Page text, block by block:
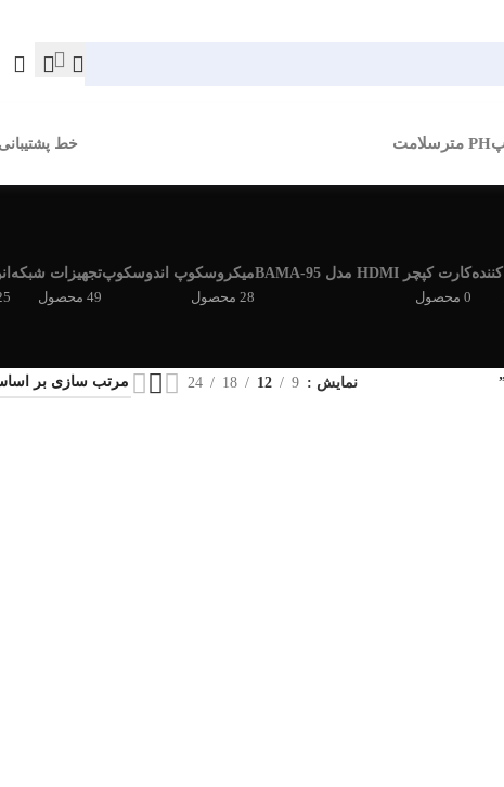
PH متر سلامت خط
کارت کپچر HDMI مدل BAMA-95
0 محصول
میکروسکوپ اندوسکوپ
28 محصول
تجهیزات شبکه
49 محصول 25
نمایش 9
12
18
24